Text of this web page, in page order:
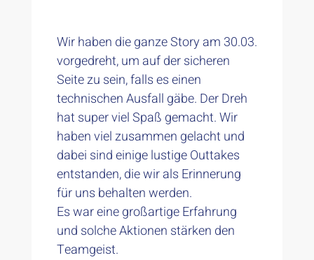
Wir haben die ganze Story am 30.03.
vorgedreht, um auf der sicheren
Seite zu sein, falls es einen
technischen Ausfall gäbe. Der Dreh
hat super viel Spaß gemacht. Wir
haben viel zusammen gelacht und
dabei sind einige lustige Outtakes
entstanden, die wir als Erinnerung
für uns behalten werden.
Es war eine großartige Erfahrung
und solche Aktionen stärken den
Teamgeist.